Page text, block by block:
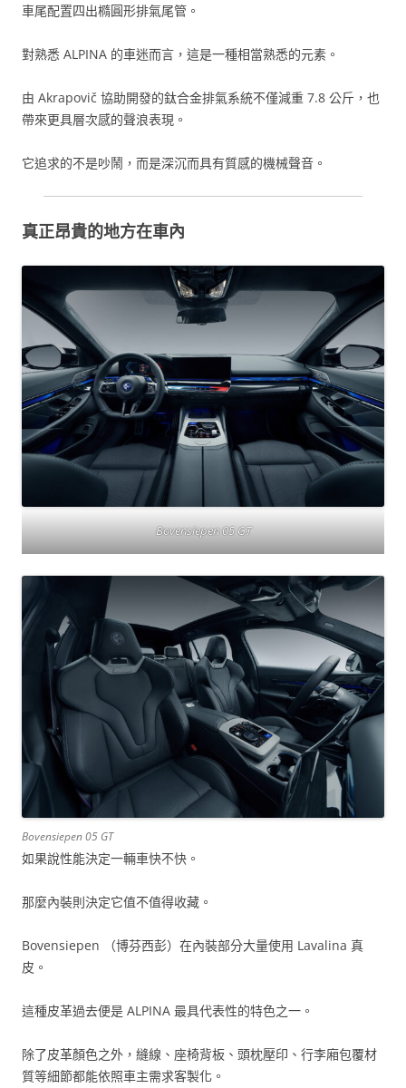
車尾配置四出橢圓形排氣尾管。
對熟悉 ALPINA 的車迷而言，這是一種相當熟悉的元素。
由 Akrapovič 協助開發的鈦合金排氣系統不僅減重 7.8 公斤，也
帶來更具層次感的聲浪表現。
它追求的不是吵鬧，而是深沉而具有質感的機械聲音。
真正昂貴的地方在車內
Bovensiepen 05 GT
Bovensiepen 05 GT
如果說性能決定一輛車快不快。
那麼內裝則決定它值不值得收藏。
Bovensiepen （博芬西彭）在內裝部分大量使用 Lavalina 真
皮。
這種皮革過去便是 ALPINA 最具代表性的特色之一。
除了皮革顏色之外，縫線、座椅背板、頭枕壓印、行李廂包覆材
質等細節都能依照車主需求客製化。